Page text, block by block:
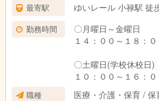
最寄駅 ゆいレール 小禄駅 徒
勤務時間
〇月曜日～金曜日
１４：００～１８：０
〇土曜日(学校休校日)
１０：００～１６：０
職種
医療・介護・保育 / 保